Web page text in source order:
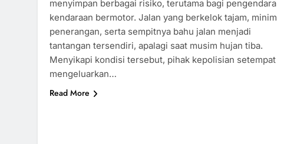
menyimpan berbagai risiko, terutama bagi pengendara
kendaraan bermotor. Jalan yang berkelok tajam, minim
penerangan, serta sempitnya bahu jalan menjadi
tantangan tersendiri, apalagi saat musim hujan tiba.
Menyikapi kondisi tersebut, pihak kepolisian setempat
mengeluarkan…
Read More